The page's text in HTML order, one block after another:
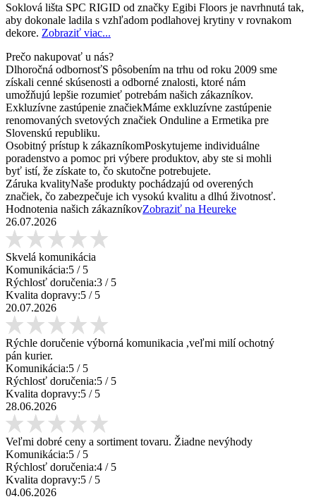
Soklová lišta SPC RIGID od značky Egibi Floors je navrhnutá tak,
aby dokonale ladila s vzhľadom podlahovej krytiny v rovnakom
dekore. Zobraziť viac...
Prečo nakupovať u nás?
Dlhoročná odbornosťS pôsobením na trhu od roku 2009 sme
získali cenné skúsenosti a odborné znalosti, ktoré nám
umožňujú lepšie rozumieť potrebám našich zákazníkov.
Exkluzívne zastúpenie značiekMáme exkluzívne zastúpenie
renomovaných svetových značiek Onduline a Ermetika pre
Slovenskú republiku.
Osobitný prístup k zákazníkomPoskytujeme individuálne
poradenstvo a pomoc pri výbere produktov, aby ste si mohli
byť istí, že získate to, čo skutočne potrebujete.
Záruka kvalityNaše produkty pochádzajú od overených
značiek, čo zabezpečuje ich vysokú kvalitu a dlhú životnosť.
Hodnotenia našich zákazníkovZobraziť na Heureke
26.07.2026
Skvelá komunikácia
Komunikácia:5 / 5
Rýchlosť doručenia:3 / 5
Kvalita dopravy:5 / 5
20.07.2026
Rýchle doručenie výborná komunikacia ,veľmi milí ochotný
pán kurier.
Komunikácia:5 / 5
Rýchlosť doručenia:5 / 5
Kvalita dopravy:5 / 5
28.06.2026
Veľmi dobré ceny a sortiment tovaru. Žiadne nevýhody
Komunikácia:5 / 5
Rýchlosť doručenia:4 / 5
Kvalita dopravy:5 / 5
04.06.2026